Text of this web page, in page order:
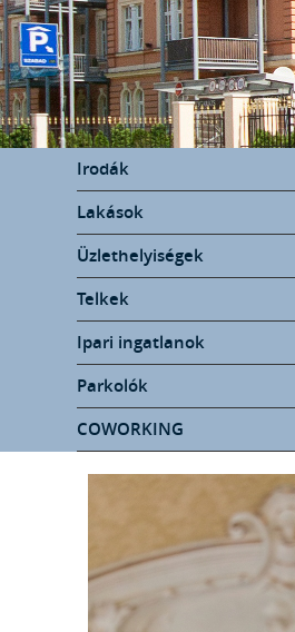
Irodák
Lakások
Üzlethelyiségek
Telkek
Ipari ingatlanok
Parkolók
COWORKING